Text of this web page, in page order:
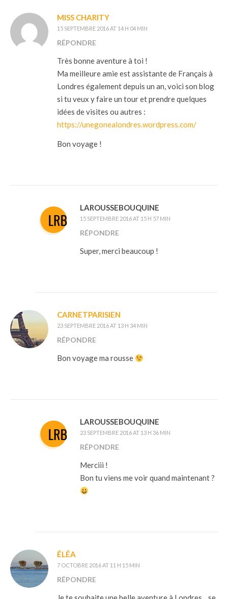
MISS CHARITY
15 SEPTEMBRE 2016 AT 14 H 04 MIN
RÉPONDRE
Très bonne aventure à toi !
Ma meilleure amie est assistante de Français à
Londres également depuis un an, voici son blog
si tu veux y faire un tour et prendre quelques
idées de visites ou autres :
https://unegonealondres.wordpress.com/
Bon voyage !
LAROUSSEBOUQUINE
15 SEPTEMBRE 2016 AT 15 H 57 MIN
RÉPONDRE
Super, merci beaucoup !
CARNETPARISIEN
23 SEPTEMBRE 2016 AT 13 H 34 MIN
RÉPONDRE
Bon voyage ma rousse
LAROUSSEBOUQUINE
23 SEPTEMBRE 2016 AT 13 H 36 MIN
RÉPONDRE
Merciii !
Bon tu viens me voir quand maintenant ?
ÉLÉA
7 OCTOBRE 2016 AT 11 H 15 MIN
RÉPONDRE